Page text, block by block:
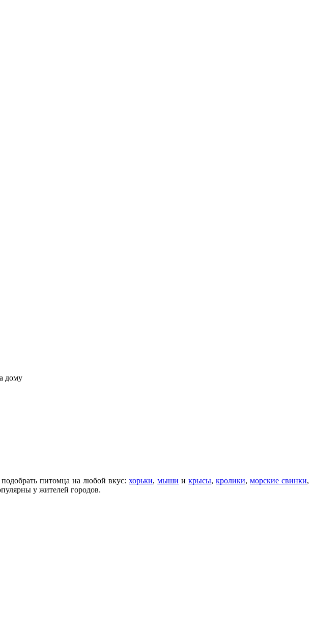
подобрать питомца на любой вкус:хорьки,мыши икрысы,кролики,морские свинки,
у жителей городов.